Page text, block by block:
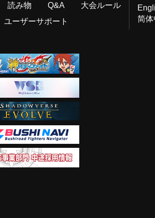
読み物 Q&A
大会ルール
ユーザーサポート
简体